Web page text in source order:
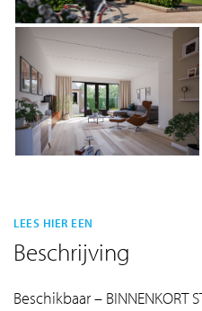
LEES HIER EEN
Beschrijving
Beschikbaar – BINNENKORT